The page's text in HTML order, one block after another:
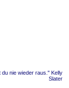
du nie wieder raus." Kelly
Slater